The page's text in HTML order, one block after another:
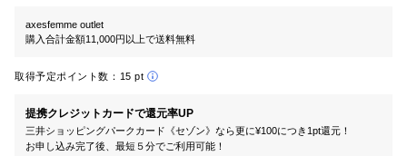
axesfemme outlet
購入合計金額11,000円以上で送料無料
取得予定ポイント数： 15 pt
提携クレジットカードで還元率UP
三井ショッピングパークカード《セゾン》なら更に¥100につき1pt還元！
お申し込み完了後、最短５分でご利用可能！